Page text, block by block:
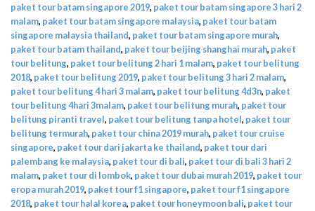
paket tour batam singapore 2019, paket tour batam singapore 3 hari 2
malam, paket tour batam singapore malaysia, paket tour batam
singapore malaysia thailand, paket tour batam singapore murah,
paket tour batam thailand, paket tour beijing shanghai murah, paket
tour belitung, paket tour belitung 2 hari 1 malam, paket tour belitung
2018, paket tour belitung 2019, paket tour belitung 3 hari 2 malam,
paket tour belitung 4 hari 3 malam, paket tour belitung 4d3n, paket
tour belitung 4hari 3malam, paket tour belitung murah, paket tour
belitung piranti travel, paket tour belitung tanpa hotel, paket tour
belitung termurah, paket tour china 2019 murah, paket tour cruise
singapore, paket tour dari jakarta ke thailand, paket tour dari
palembang ke malaysia, paket tour di bali, paket tour di bali 3 hari 2
malam, paket tour di lombok, paket tour dubai murah 2019, paket tour
eropa murah 2019, paket tour f1 singapore, paket tour f1 singapore
2018, paket tour halal korea, paket tour honeymoon bali, paket tour